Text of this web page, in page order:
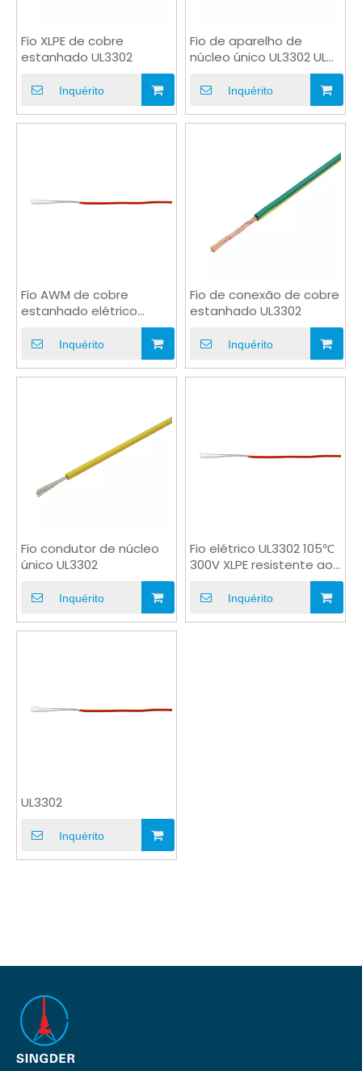
Fio XLPE de cobre
estanhado UL3302
Inquérito
Fio de aparelho de
núcleo único UL3302 UL
Inquérito
Fio AWM de cobre
estanhado elétrico
Inquérito
Fio de conexão de cobre
estanhado UL3302
Inquérito
Fio condutor de núcleo
único UL3302
Inquérito
Fio elétrico UL3302 105℃
300V XLPE resistente ao
Inquérito
UL3302
Inquérito